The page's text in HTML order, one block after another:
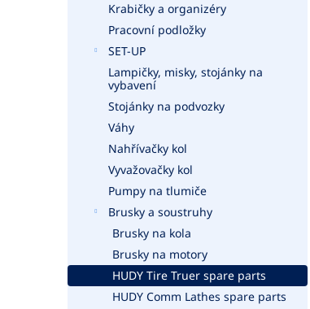
Krabičky a organizéry
Pracovní podložky
SET-UP
Lampičky, misky, stojánky na
vybavení
Stojánky na podvozky
Váhy
Nahřívačky kol
Vyvažovačky kol
Pumpy na tlumiče
Brusky a soustruhy
Brusky na kola
Brusky na motory
HUDY Tire Truer spare parts
HUDY Comm Lathes spare parts